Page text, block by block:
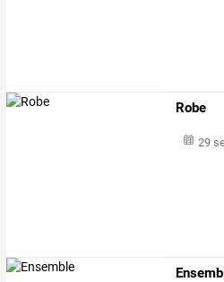
Robe
29